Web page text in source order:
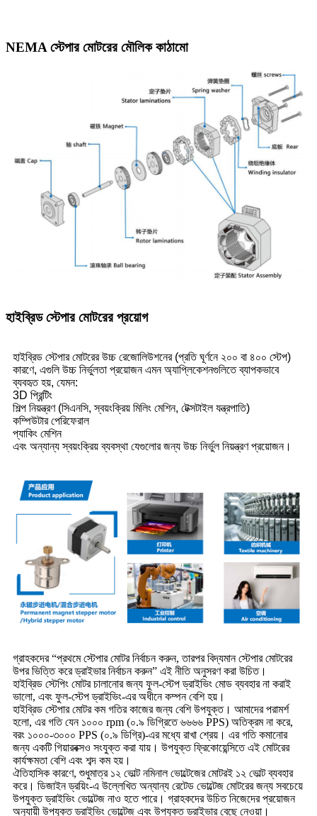
NEMA স্টেপার মোটরের মৌলিক কাঠামো
হাইব্রিড স্টেপার মোটরের প্রয়োগ
হাইব্রিড স্টেপার মোটরের উচ্চ রেজোলিউশনের (প্রতি ঘূর্ণনে ২০০ বা ৪০০ স্টেপ)
কারণে, এগুলি উচ্চ নির্ভুলতা প্রয়োজন এমন অ্যাপ্লিকেশনগুলিতে ব্যাপকভাবে
ব্যবহৃত হয়, যেমন:
3D প্রিন্টিং
শিল্প নিয়ন্ত্রণ (সিএনসি, স্বয়ংক্রিয় মিলিং মেশিন, টেক্সটাইল যন্ত্রপাতি)
কম্পিউটার পেরিফেরাল
প্যাকিং মেশিন
এবং অন্যান্য স্বয়ংক্রিয় ব্যবস্থা যেগুলোর জন্য উচ্চ নির্ভুল নিয়ন্ত্রণ প্রয়োজন।
গ্রাহকদের “প্রথমে স্টেপার মোটর নির্বাচন করুন, তারপর বিদ্যমান স্টেপার মোটরের
উপর ভিত্তি করে ড্রাইভার নির্বাচন করুন” এই নীতি অনুসরণ করা উচিত।
হাইব্রিড স্টেপিং মোটর চালানোর জন্য ফুল-স্টেপ ড্রাইভিং মোড ব্যবহার না করাই
ভালো, এবং ফুল-স্টেপ ড্রাইভিং-এর অধীনে কম্পন বেশি হয়।
হাইব্রিড স্টেপার মোটর কম গতির কাজের জন্য বেশি উপযুক্ত। আমাদের পরামর্শ
হলো, এর গতি যেন ১০০০ rpm (০.৯ ডিগ্রিতে ৬৬৬৬ PPS) অতিক্রম না করে,
বরং ১০০০-৩০০০ PPS (০.৯ ডিগ্রি)-এর মধ্যে রাখা শ্রেয়। এর গতি কমানোর
জন্য একটি গিয়ারবক্সও সংযুক্ত করা যায়। উপযুক্ত ফ্রিকোয়েন্সিতে এই মোটরের
কার্যক্ষমতা বেশি এবং শব্দ কম হয়।
ঐতিহাসিক কারণে, শুধুমাত্র ১২ ভোল্ট নমিনাল ভোল্টেজের মোটরই ১২ ভোল্ট ব্যবহার
করে। ডিজাইন ড্রয়িং-এ উল্লেখিত অন্যান্য রেটেড ভোল্টেজ মোটরের জন্য সবচেয়ে
উপযুক্ত ড্রাইভিং ভোল্টেজ নাও হতে পারে। গ্রাহকদের উচিত নিজেদের প্রয়োজন
অনুযায়ী উপযুক্ত ড্রাইভিং ভোল্টেজ এবং উপযুক্ত ড্রাইভার বেছে নেওয়া।